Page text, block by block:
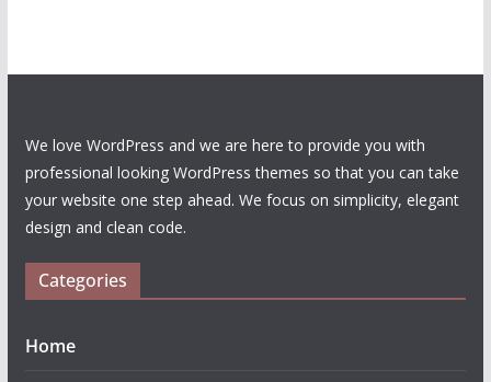
We love WordPress and we are here to provide you with
professional looking WordPress themes so that you can take
your website one step ahead. We focus on simplicity, elegant
design and clean code.
Categories
Home